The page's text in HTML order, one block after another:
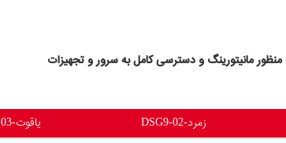
مانیتورینگ و دسترسی کامل به سرور و تجهیزات
زمرد-DSG9-02
یاقوت-DSG9-03